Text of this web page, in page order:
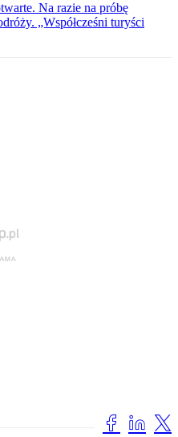
Na razie na próbę
„Współcześni turyści